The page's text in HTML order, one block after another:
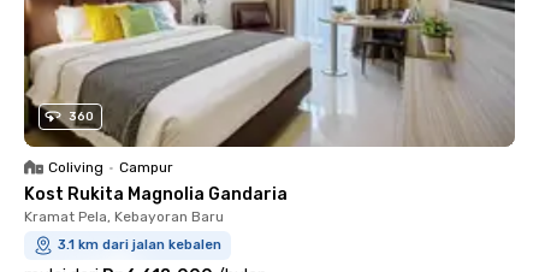
360
Coliving • Campur
Kost Rukita Magnolia Gandaria
Kramat Pela, Kebayoran Baru
3.1 km dari jalan kebalen